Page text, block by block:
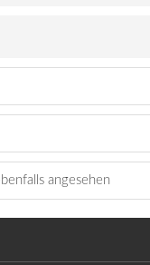
angesehen